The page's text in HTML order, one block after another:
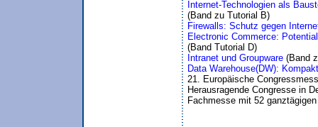
(Band zu Tutorial B)
Firewalls: Schutz gegen
(Band Tutorial D)
Intranet und Groupware (Band
Data Warehouse(DW):
21. Europäische
Herausragende Congresse in
Fachmesse mit 52